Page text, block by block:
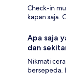
Check-in
kapan saja.
Apa saja
dan
Nikmati
bersepeda.